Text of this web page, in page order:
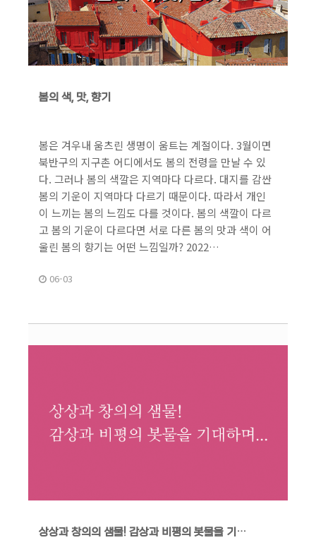
봄의 색, 맛, 향기
봄은 겨우내 움츠린 생명이 움트는 계절이다. 3월이면
북반구의 지구촌 어디에서도 봄의 전령을 만날 수 있
다. 그러나 봄의 색깔은 지역마다 다르다. 대지를 감싼
봄의 기운이 지역마다 다르기 때문이다. 따라서 개인
이 느끼는 봄의 느낌도 다를 것이다. 봄의 색깔이 다르
고 봄의 기운이 다르다면 서로 다른 봄의 맛과 색이 어
울린 봄의 향기는 어떤 느낌일까? 2022…
06-03
상상과 창의의 샘물! 감상과 비평의 봇물을 기대